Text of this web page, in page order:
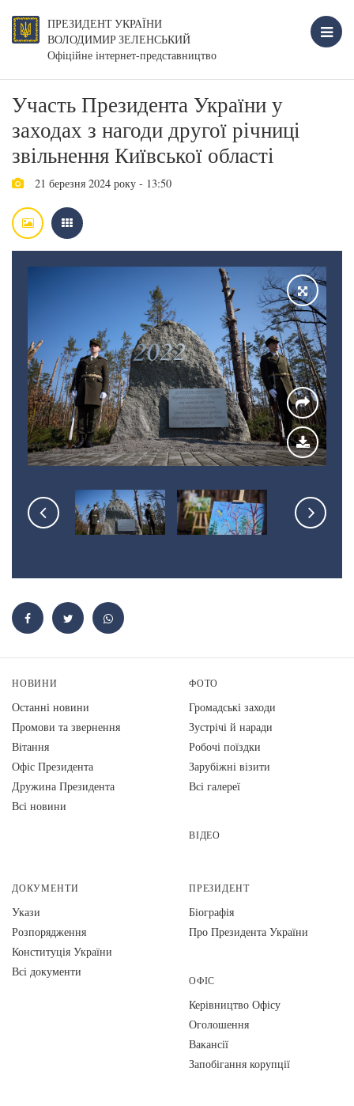
ПРЕЗИДЕНТ УКРАЇНИ
ВОЛОДИМИР ЗЕЛЕНСЬКИЙ
Офіційне інтернет-представництво
Участь Президента України у
заходах з нагоди другої річниці
звільнення Київської області
21 березня 2024 року - 13:50
НОВИНИ
Останні новини
Промови та звернення
Вiтання
Офіс Президента
Дружина Президента
Всі новини
ФОТО
Громадські заходи
Зустрічі й наради
Робочі поїздки
Зарубіжні візити
Всі галереї
ВІДЕО
ДОКУМЕНТИ
Укази
Розпорядження
Конституція України
Всі документи
ПРЕЗИДЕНТ
Біографія
Про Президента України
ОФІС
Керівництво Офісу
Оголошення
Вакансії
Запобігання корупції